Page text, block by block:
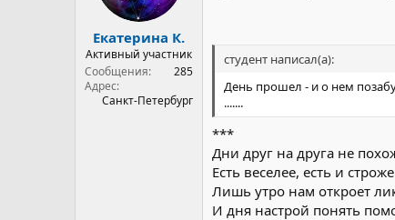
Екатерина К.
Активный участник
Сообщения
285
Адрес
Санкт-Петербург
студент написал(а):
День прошел - и о нем
.......
***
Дни друг на друга не
Есть веселее, есть и
Лишь утро нам откроет
И дня настрой понять